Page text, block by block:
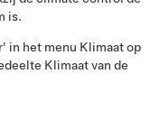
is.
in het menu Klimaat op
Klimaat van de